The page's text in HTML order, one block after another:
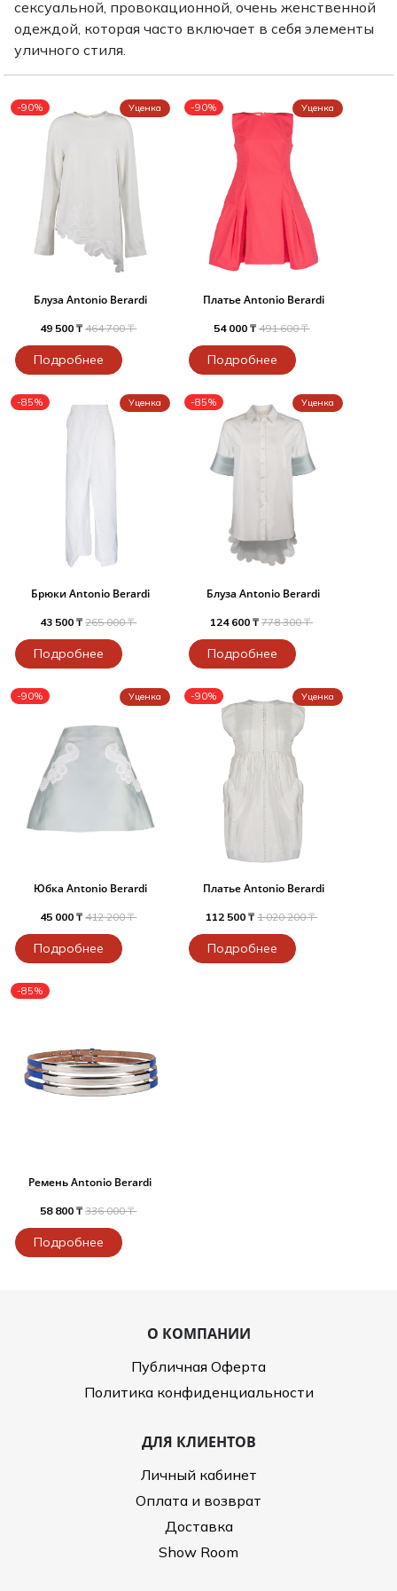
Туники
Топы / Майки
Трикотаж
Шорты
Юбки
Туфли
Рубашки /
Туники
Спортивная
Трикотаж
Юбка
Футболки /
Шорты
сексуальной, провокационной, очень женственной
одеждой, которая часто включает в себя элементы
уличного стиля.
-90% Уценка
Блуза Antonio Berardi
49 500 ₸464 700 ₸
Подробнее
-90% Уценка
Платье Antonio Berardi
54 000 ₸ 491 600 ₸
Подробнее
-85% Уценка
Брюки Antonio Berardi
43 500 ₸265 000 ₸
Подробнее
-85% Уценка
Блуза Antonio Berardi
124 600 ₸778 300 ₸
Подробнее
-90% Уценка
Юбка Antonio Berardi
45 000 ₸412 200 ₸
Подробнее
-90% Уценка
Платье Antonio Berardi
112 500 ₸1 020 200 ₸
Подробнее
-85%
Ремень Antonio Berardi
58 800 ₸336 000 ₸
Подробнее
О КОМПАНИИ
Публичная Оферта
Политика конфиденциальности
ДЛЯ КЛИЕНТОВ
Личный кабинет
Оплата и возврат
Доставка
Show Room